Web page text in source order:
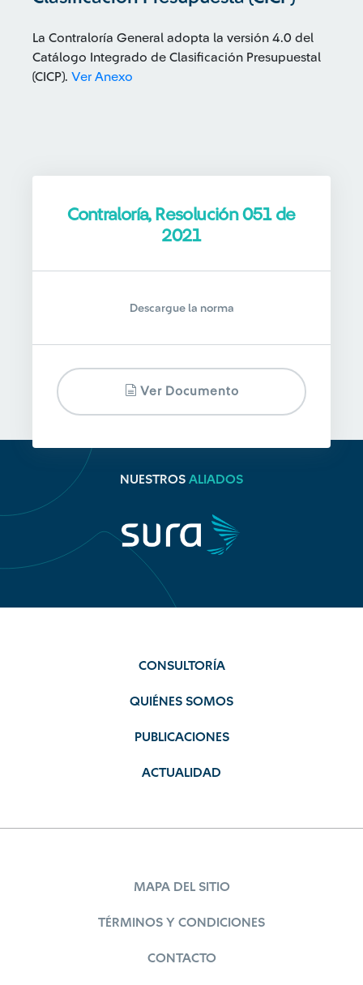
La Contraloría General adopta la versión 4.0 del
Catálogo Integrado de Clasificación Presupuestal
(CICP). Ver Anexo
Contraloría, Resolución 051 de
2021
Descargue la norma
Ver Documento
NUESTROS ALIADOS
CONSULTORÍA
QUIÉNES SOMOS
PUBLICACIONES
ACTUALIDAD
MAPA DEL SITIO
TÉRMINOS Y CONDICIONES
CONTACTO